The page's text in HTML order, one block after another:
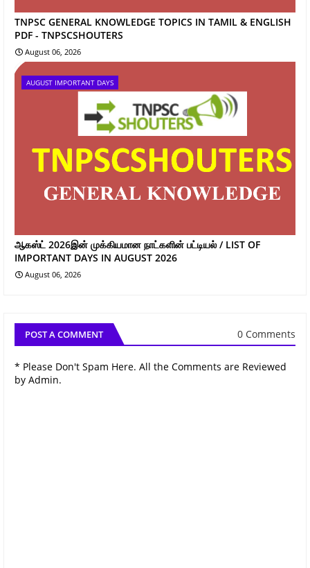
TNPSC GENERAL KNOWLEDGE TOPICS IN TAMIL & ENGLISH
PDF - TNPSCSHOUTERS
August 06, 2026
AUGUST IMPORTANT DAYS
ஆகஸ்ட் 2026இன் முக்கியமான நாட்களின் பட்டியல் / LIST OF
IMPORTANT DAYS IN AUGUST 2026
August 06, 2026
POST A COMMENT 0 Comments
* Please Don't Spam Here. All the Comments are Reviewed
by Admin.